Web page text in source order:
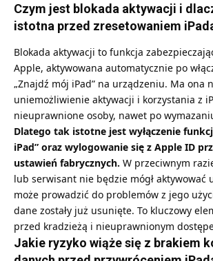
Czym jest blokada aktywacji i
istotna przed zresetowaniem
Blokada aktywacji to funkcja
Apple, aktywowana automatycznie po
„Znajdź mój iPad” na urządzeniu. Ma ona
uniemożliwienie aktywacji i korzystania z
nieuprawnione osoby, nawet po
Dlatego tak istotne jest wyłączenie
iPad” oraz wylogowanie się z Apple ID
ustawień fabrycznych. W przeciwnym
lub serwisant nie będzie mógł aktywować
może prowadzić do problemów z jego
dane zostały już usunięte. To kluczowy
przed kradzieżą i nieuprawnionym
Jakie ryzyko wiąże się z brakiem